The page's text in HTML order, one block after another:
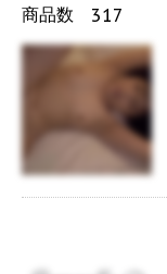
商品数
317